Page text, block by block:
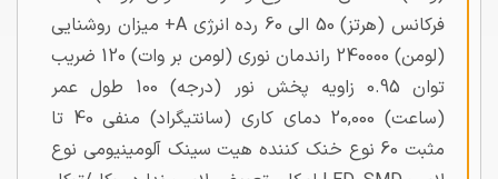
فرکانس (هرتز) 50 الی 60 رده انرژی A+ میزان روشنایی
(لومن) 240000 راندمان نوری (لومن بر وات) 120 ضریب
توان 0.95 زاویه پخش نور (درجه) 100 طول عمر
(ساعت) 20,000 دمای کاری (سانتیگراد) منفی 40 تا
مثبت 60 نوع خنک کننده هیت سینک آلومینیومی نوع